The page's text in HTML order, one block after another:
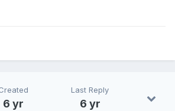
6 yr
Last Reply
6 yr